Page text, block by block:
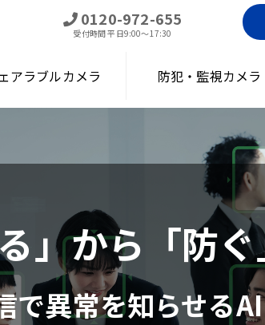
0120-972-655
受付時間平日9:00～17:30
アラブルカメラ 防犯・監視カメラ
」から「防ぐ
で異常を知らせるAI